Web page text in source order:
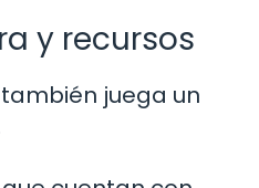
y recursos
juega un